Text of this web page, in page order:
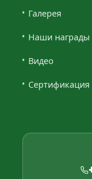
Галерея
Наши награды
Видео
Сертификация